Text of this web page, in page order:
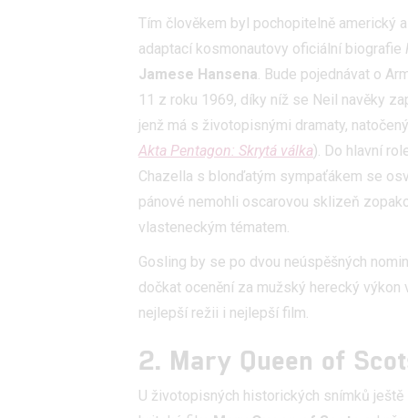
Tím člověkem byl pochopitelně americký
adaptací kosmonautovy oficiální biografie
Jamese Hansena. Bude pojednávat o
11 z roku 1969, díky níž se Neil navěky
jenž má s životopisnými dramaty,
Akta Pentagon: Skrytá válka). Do hlavní
Chazella s blonďatým sympaťákem se
pánové nemohli oscarovou sklizeň
vlasteneckým tématem.
Gosling by se po dvou neúspěšných
dočkat ocenění za mužský herecký
nejlepší režii i nejlepší film.
2. Mary Queen of
U životopisných historických snímků ještě